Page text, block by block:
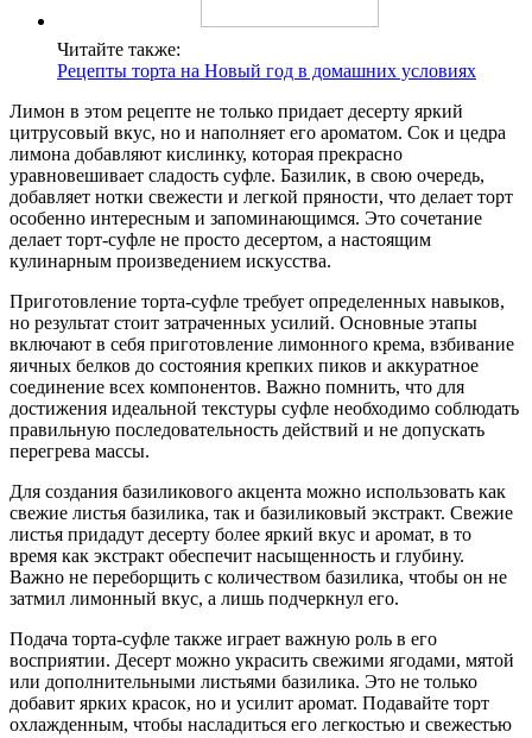
Читайте также:
Рецепты торта на Новый год в домашних условиях
Лимон в этом рецепте не только придает десерту яркий
цитрусовый вкус, но и наполняет его ароматом. Сок и цедра
лимона добавляют кислинку, которая прекрасно
уравновешивает сладость суфле. Базилик, в свою очередь,
добавляет нотки свежести и легкой пряности, что делает торт
особенно интересным и запоминающимся. Это сочетание
делает торт-суфле не просто десертом, а настоящим
кулинарным произведением искусства.
Приготовление торта-суфле требует определенных навыков,
но результат стоит затраченных усилий. Основные этапы
включают в себя приготовление лимонного крема, взбивание
яичных белков до состояния крепких пиков и аккуратное
соединение всех компонентов. Важно помнить, что для
достижения идеальной текстуры суфле необходимо соблюдать
правильную последовательность действий и не допускать
перегрева массы.
Для создания базиликового акцента можно использовать как
свежие листья базилика, так и базиликовый экстракт. Свежие
листья придадут десерту более яркий вкус и аромат, в то
время как экстракт обеспечит насыщенность и глубину.
Важно не переборщить с количеством базилика, чтобы он не
затмил лимонный вкус, а лишь подчеркнул его.
Подача торта-суфле также играет важную роль в его
восприятии. Десерт можно украсить свежими ягодами, мятой
или дополнительными листьями базилика. Это не только
добавит ярких красок, но и усилит аромат. Подавайте торт
охлажденным, чтобы насладиться его легкостью и свежестью